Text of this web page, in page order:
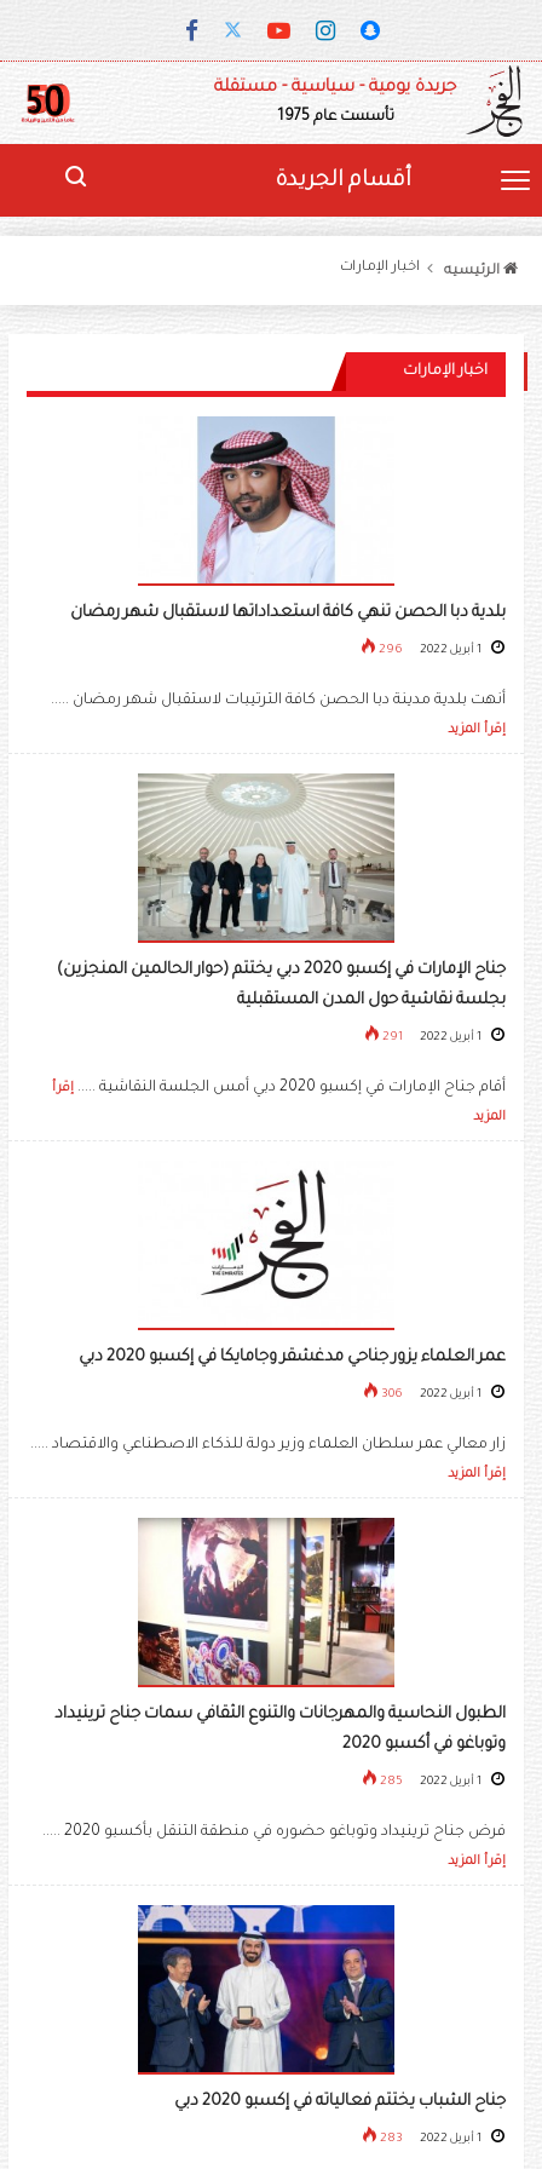
جريدة يومية - سياسية - مستقلة
تأسست عام 1975
أقسام الجريدة
الرئيسيه اخبار الإمارات
اخبار الإمارات
بلدية دبا الحصن تنهي كافة استعداداتها لاستقبال شهر رمضان
296
أنهت بلدية مدينة دبا الحصن كافة الترتيبات لاستقبال شهر رمضان .....
إقرأ المزيد
جناح الإمارات في إكسبو 2020 دبي يختتم (حوار الحالمين المنجزين)
بجلسة نقاشية حول المدن المستقبلية
291
أقام جناح الإمارات في إكسبو 2020 دبي أمس الجلسة النقاشية .....
إقرأ
المزيد
عمر العلماء يزور جناحي مدغشقر وجامايكا في إكسبو 2020 دبي
306
زار معالي عمر سلطان العلماء وزير دولة للذكاء الاصطناعي والاقتصاد .....
إقرأ المزيد
الطبول النحاسية والمهرجانات والتنوع الثقافي سمات جناح ترينيداد
وتوباغو في أكسبو 2020
285
فرض جناح ترينيداد وتوباغو حضوره في منطقة التنقل بأكسبو 2020 .....
إقرأ المزيد
جناح الشباب يختتم فعالياته في إكسبو 2020 دبي
283